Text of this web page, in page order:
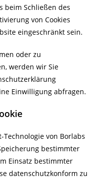
beim Schließen des
von Cookies
eingeschränkt sein.
oder zu
werden wir Sie
Einwilligung abfragen.
von Borlabs
bestimmter
Einsatz bestimmter
datenschutzkonform zu